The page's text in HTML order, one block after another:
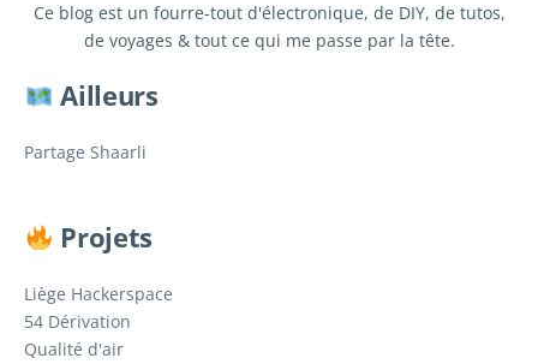
Ce blog est un fourre-tout d'électronique, de DIY, de tutos,
de voyages & tout ce qui me passe par la tête.
Ailleurs
Partage Shaarli
Projets
Liège Hackerspace
54 Dérivation
Qualité d'air